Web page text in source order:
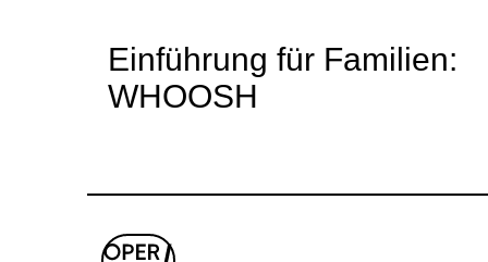
Einführung für Familien:
WHOOSH